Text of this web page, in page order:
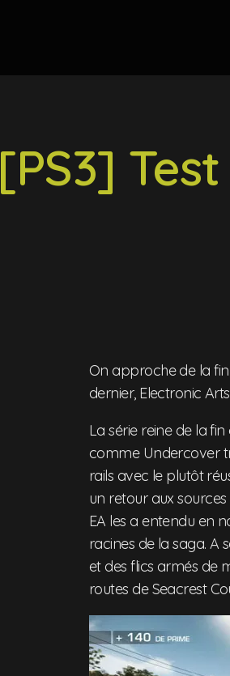
[PS3]
On approche de la fin
dernier, Electronic
La série reine de la
comme Undercover
rails avec le plutôt
un retour aux
EA les a entendu en
racines de la saga. A
et des flics armés de
routes de Seacrest